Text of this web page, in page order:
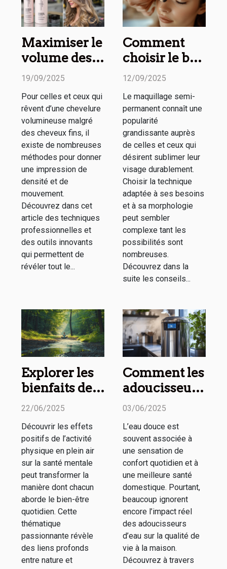
Maximiser le
volume des
cheveux fins :
et outils
19/09/2025
Pour celles et ceux qui
rêvent d’une chevelure
volumineuse malgré
des cheveux fins, il
existe de nombreuses
méthodes pour donner
une impression de
densité et de
mouvement.
Découvrez dans cet
article des techniques
professionnelles et
des outils innovants
qui permettent de
révéler tout le...
Comment
choisir le bon
type de
semi-
permanent
pour votre
visage ?
12/09/2025
Le maquillage semi-
permanent connaît une
popularité
grandissante auprès
de celles et ceux qui
désirent sublimer leur
visage durablement.
Choisir la technique
adaptée à ses besoins
et à sa morphologie
peut sembler
complexe tant les
possibilités sont
nombreuses.
Découvrez dans la
suite les conseils...
Explorer les
bienfaits de
l'activité
plein air pour
la santé
mentale
22/06/2025
Découvrir les effets
positifs de l’activité
physique en plein air
sur la santé mentale
peut transformer la
manière dont chacun
aborde le bien-être
quotidien. Cette
thématique
passionnante révèle
des liens profonds
entre nature et
Comment les
adoucisseurs
d'eau
ils la qualité
de vie ?
03/06/2025
L’eau douce est
souvent associée à
une sensation de
confort quotidien et à
une meilleure santé
domestique. Pourtant,
beaucoup ignorent
encore l’impact réel
des adoucisseurs
d’eau sur la qualité de
vie à la maison.
Découvrez à travers